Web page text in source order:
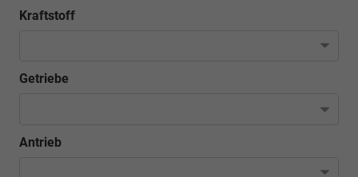
Kraftstoff
Getriebe
Antrieb